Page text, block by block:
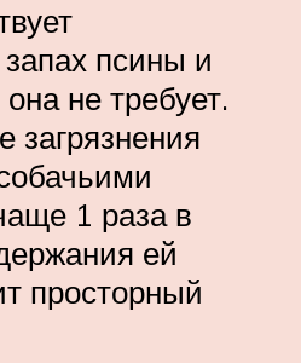
псины и
не требует.
1 раза в
ей
просторный